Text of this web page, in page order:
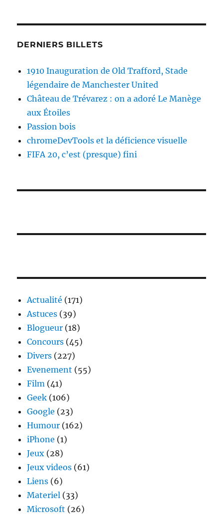
DERNIERS BILLETS
1910 Inauguration de Old Trafford, Stade
légendaire de Manchester United
Château de Trévarez : on a adoré Le Manège
aux Étoiles
Passion bois
chromeDevTools et la déficience visuelle
FIFA 20, c’est (presque) fini
Actualité (171)
Astuces (39)
Blogueur (18)
Concours (45)
Divers (227)
Evenement (55)
Film (41)
Geek (106)
Google (23)
Humour (162)
iPhone (1)
Jeux (28)
Jeux videos (61)
Liens (6)
Materiel (33)
Microsoft (26)